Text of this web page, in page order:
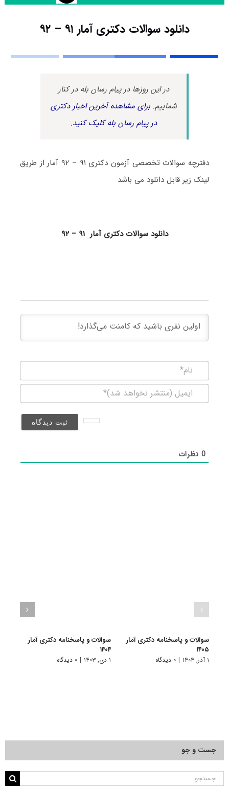
دانلود سوالات دکتری آمار ۹۱ – ۹۲
در این روزها در پیام رسان بله در کنار
شماییم.برای مشاهده آخرین اخبار دکتری
در پیام رسان بله کلیک کنید.
دفترچه سوالات تخصصی آزمون دکتری ۹۱ – ۹۲ آمار از طریق
لینک زیر قابل دانلود می باشد
دانلود سوالات دکتری آمار ۹۱ – ۹۲
(منتشر
0نظرات
سوالات و پاسخنامه دکتری آمار
۱۴۰۵
۱ آذر, ۱۴۰۴ | ۰ دیدگاه
سوالات و پاسخنامه دکتری آمار
۱۴۰۴
۱ دی, ۱۴۰۳ | ۰ دیدگاه
جست و جو
جستجو